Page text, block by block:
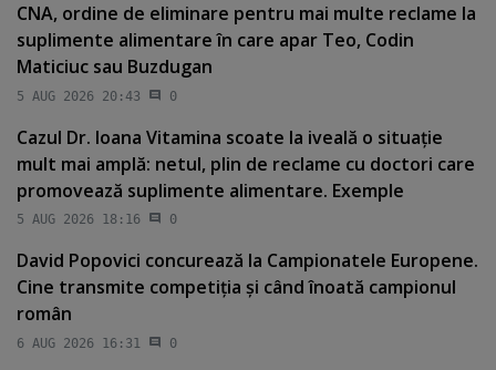
CNA, ordine de eliminare pentru mai multe reclame la
suplimente alimentare în care apar Teo, Codin
Maticiuc sau Buzdugan
5 AUG 2026 20:43 0
Cazul Dr. Ioana Vitamina scoate la iveală o situaţie
mult mai amplă: netul, plin de reclame cu doctori care
promovează suplimente alimentare. Exemple
5 AUG 2026 18:16 0
David Popovici concurează la Campionatele Europene.
Cine transmite competiţia şi când înoată campionul
român
6 AUG 2026 16:31 0